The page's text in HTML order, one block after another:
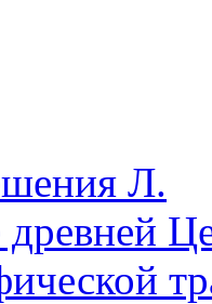
Л.
древней